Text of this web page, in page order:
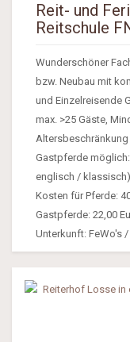
Reit- und
Reitschule
Wunderschöner
bzw. Neubau mit
und Einzelreisende
max. >25 Gäste,
Altersbeschränkung
Gastpferde
englisch /
Kosten für Pferde:
Gastpferde: 22,00
Unterkunft: FeWo's